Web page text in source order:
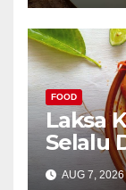
FOOD
Laksa
Selalu
AUG 7, 2026